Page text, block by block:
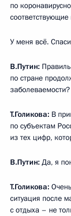
по
У меня всё.
В.Путин:
по стране
заболеваемости?
Т.Голикова: В
по субъектам
из тех цифр,
В.Путин: Да, я
Т.Голикова:
ситуация после
с отдыха – не